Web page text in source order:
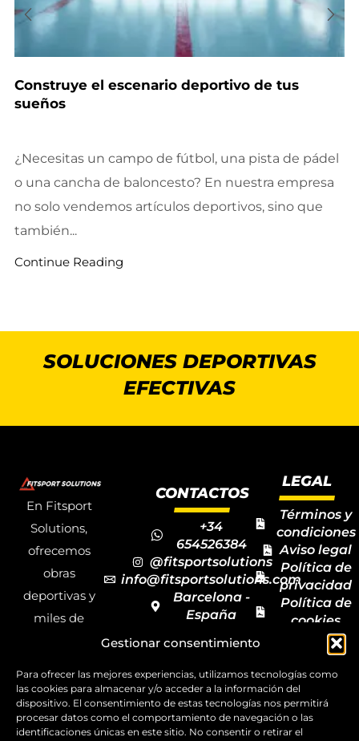
Gestionar consentimiento
Para ofrecer las mejores experiencias, utilizamos tecnologías como
las cookies para almacenar y/o acceder a la información del
dispositivo. El consentimiento de estas tecnologías nos permitirá
procesar datos como el comportamiento de navegación o las
identificaciones únicas en este sitio. No consentir o retirar el
Construye el escenario deportivo de tus
sueños
¿Necesitas un campo de fútbol, una pista de pádel
o una cancha de baloncesto? En nuestra empresa
no solo vendemos artículos deportivos, sino que
también...
Continue Reading
SOLUCIONES DEPORTIVAS
EFECTIVAS
En Fitsport
Solutions,
ofrecemos
obras
deportivas y
miles de
deportivos
para todas las
disciplinas,
CONTACTOS
+34
654526384
@fitsportsolutions
info@fitsportsolutions.com
Barcelona -
España
de contacto
LEGAL
Términos y
condiciones
Aviso legal
Política de
privacidad
Política de
cookies
Mapa del
sitio